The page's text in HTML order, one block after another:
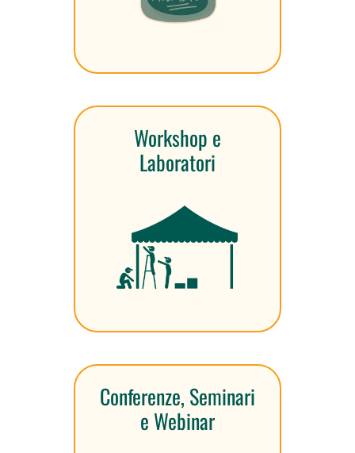
Workshop e
Laboratori
Conferenze, Seminari
e Webinar